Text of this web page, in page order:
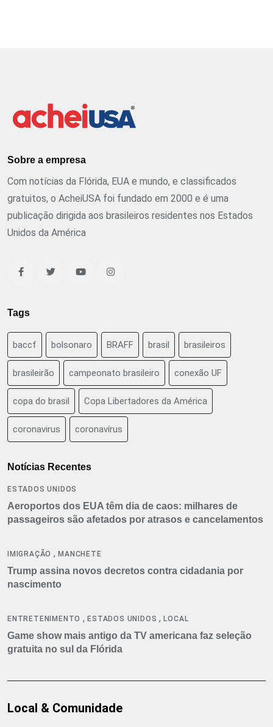
Sobre a empresa
Com notícias da Flórida, EUA e mundo, e classificados
gratuitos, o AcheiUSA foi fundado em 2000 e é uma
publicação dirigida aos brasileiros residentes nos Estados
Unidos da América
Tags
baccf bolsonaro BRAFF brasil brasileiros
brasileirão campeonato brasileiro conexão UF
copa do brasil Copa Libertadores da América
coronavirus coronavírus
Notícias Recentes
ESTADOS UNIDOS
Aeroportos dos EUA têm dia de caos: milhares de
passageiros são afetados por atrasos e cancelamentos
IMIGRAÇÃO ,MANCHETE
Trump assina novos decretos contra cidadania por
nascimento
ENTRETENIMENTO ,ESTADOS UNIDOS ,LOCAL
Game show mais antigo da TV americana faz seleção
gratuita no sul da Flórida
Local & Comunidade